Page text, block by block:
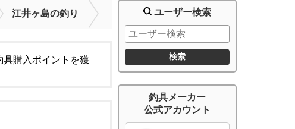
江井ヶ島の釣り
購入ポイントを獲
ユーザー検索
釣具メーカー
公式アカウント